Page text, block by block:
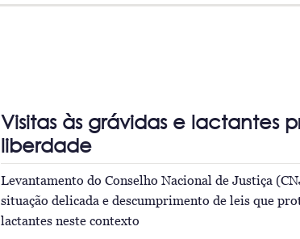
Visitas às grávidas e lactantes
liberdade
Levantamento do Conselho Nacional de Justiça
situação delicada e descumprimento de leis que
lactantes neste contexto